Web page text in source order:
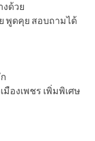
ด้วย
พูดคุย สอบถามได้
องเพชร เพิ่มพิเศษ